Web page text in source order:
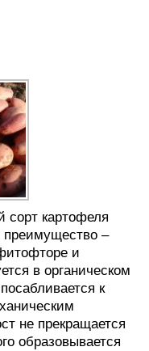
сорт картофеля
преимущество –
и
в органическом
к
не прекращается
образовывается